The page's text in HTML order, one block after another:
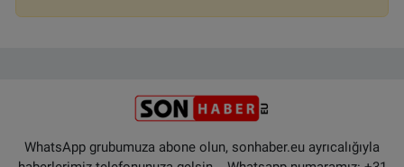
WhatsApp grubumuza abone olun, sonhaber.eu ayrıcalığıyla